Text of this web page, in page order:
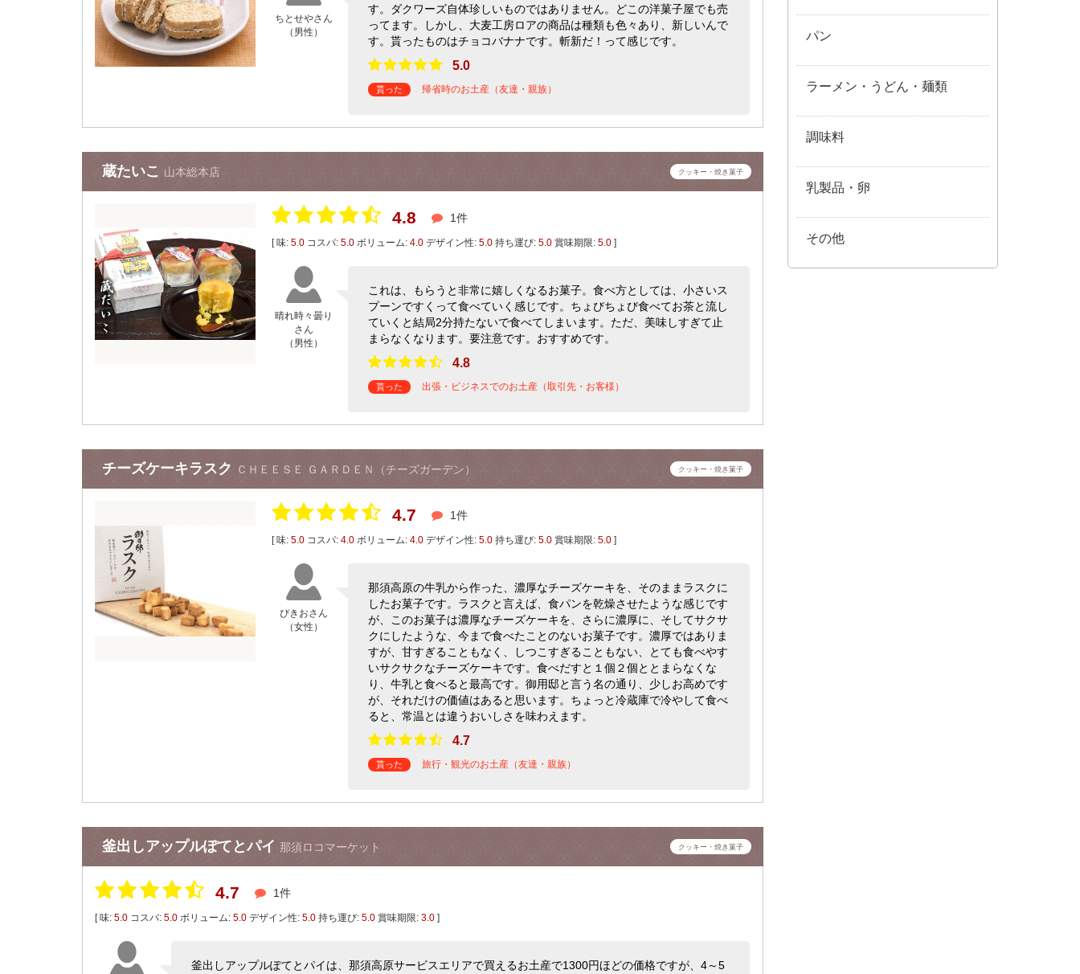
ちとせやさん
（男性）
す。ダクワーズ自体珍しいものではありません。どこの洋菓子屋でも売
ってます。しかし、大麦工房ロアの商品は種類も色々あり、新しいんで
す。貰ったものはチョコバナナです。斬新だ！って感じです。
5.0
貰った 帰省時のお土産（友達・親族）
蔵たいこ 山本総本店 クッキー・焼き菓子
4.8 1件
[ 味: 5.0 コスパ: 5.0 ボリューム: 4.0 デザイン性: 5.0 持ち運び: 5.0 賞味期限: 5.0 ]
晴れ時々曇り
さん
（男性）
これは、もらうと非常に嬉しくなるお菓子。食べ方としては、小さいス
プーンですくって食べていく感じです。ちょびちょび食べてお茶と流し
ていくと結局2分持たないで食べてしまいます。ただ、美味しすぎて止
まらなくなります。要注意です。おすすめです。
4.8
貰った 出張・ビジネスでのお土産（取引先・お客様）
チーズケーキラスク ＣＨＥＥＳＥ ＧＡＲＤＥＮ（チーズガーデン） クッキー・焼き菓子
4.7 1件
[ 味: 5.0 コスパ: 4.0 ボリューム: 4.0 デザイン性: 5.0 持ち運び: 5.0 賞味期限: 5.0 ]
ぴきおさん
（女性）
那須高原の牛乳から作った、濃厚なチーズケーキを、そのままラスクに
したお菓子です。ラスクと言えば、食パンを乾燥させたような感じです
が、このお菓子は濃厚なチーズケーキを、さらに濃厚に、そしてサクサ
クにしたような、今まで食べたことのないお菓子です。濃厚ではありま
すが、甘すぎることもなく、しつこすぎることもない、とても食べやす
いサクサクなチーズケーキです。食べだすと１個２個ととまらなくな
り、牛乳と食べると最高です。御用邸と言う名の通り、少しお高めです
が、それだけの価値はあると思います。ちょっと冷蔵庫で冷やして食べ
ると、常温とは違うおいしさを味わえます。
4.7
貰った 旅行・観光のお土産（友達・親族）
釜出しアップルぽてとパイ 那須ロコマーケット クッキー・焼き菓子
4.7 1件
[ 味: 5.0 コスパ: 5.0 ボリューム: 5.0 デザイン性: 5.0 持ち運び: 5.0 賞味期限: 3.0 ]
釜出しアップルぽてとパイは、那須高原サービスエリアで買えるお土産で1300円ほどの価格ですが、4～5
パン
ラーメン・うどん・麺類
調味料
乳製品・卵
その他